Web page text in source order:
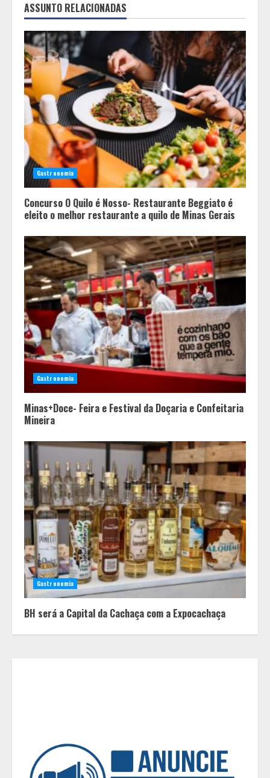
ASSUNTO RELACIONADAS
Gastronomia
Concurso O Quilo é Nosso- Restaurante Beggiato é
eleito o melhor restaurante a quilo de Minas Gerais
Gastronomia
Minas+Doce- Feira e Festival da Doçaria e Confeitaria
Mineira
Gastronomia
BH será a Capital da Cachaça com a Expocachaça
2
Cleitinho está de volta e Minas
diante de uma escolha: agora é
sério ou fenômeno eleitoral?
Histórias de afeto ganham espaço
em escolas municipais que
Pais
O terroir de Diamantina, o melhor
do mundo para a saúde humana